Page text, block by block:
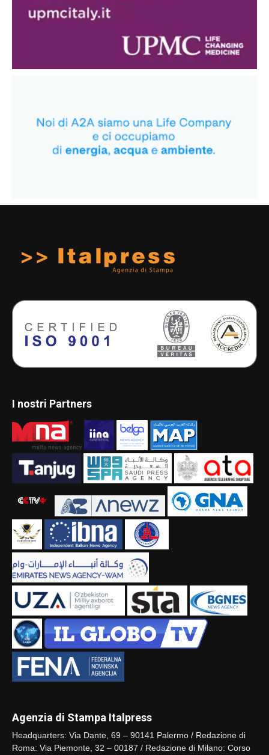
I nostri Partners
Agenzia di Stampa Italpress
Headquarters: Via Dante, 69 – 90141 Palermo / Redazione di
Roma: Via Piemonte, 32 – 00187 / Redazione di Milano: Corso